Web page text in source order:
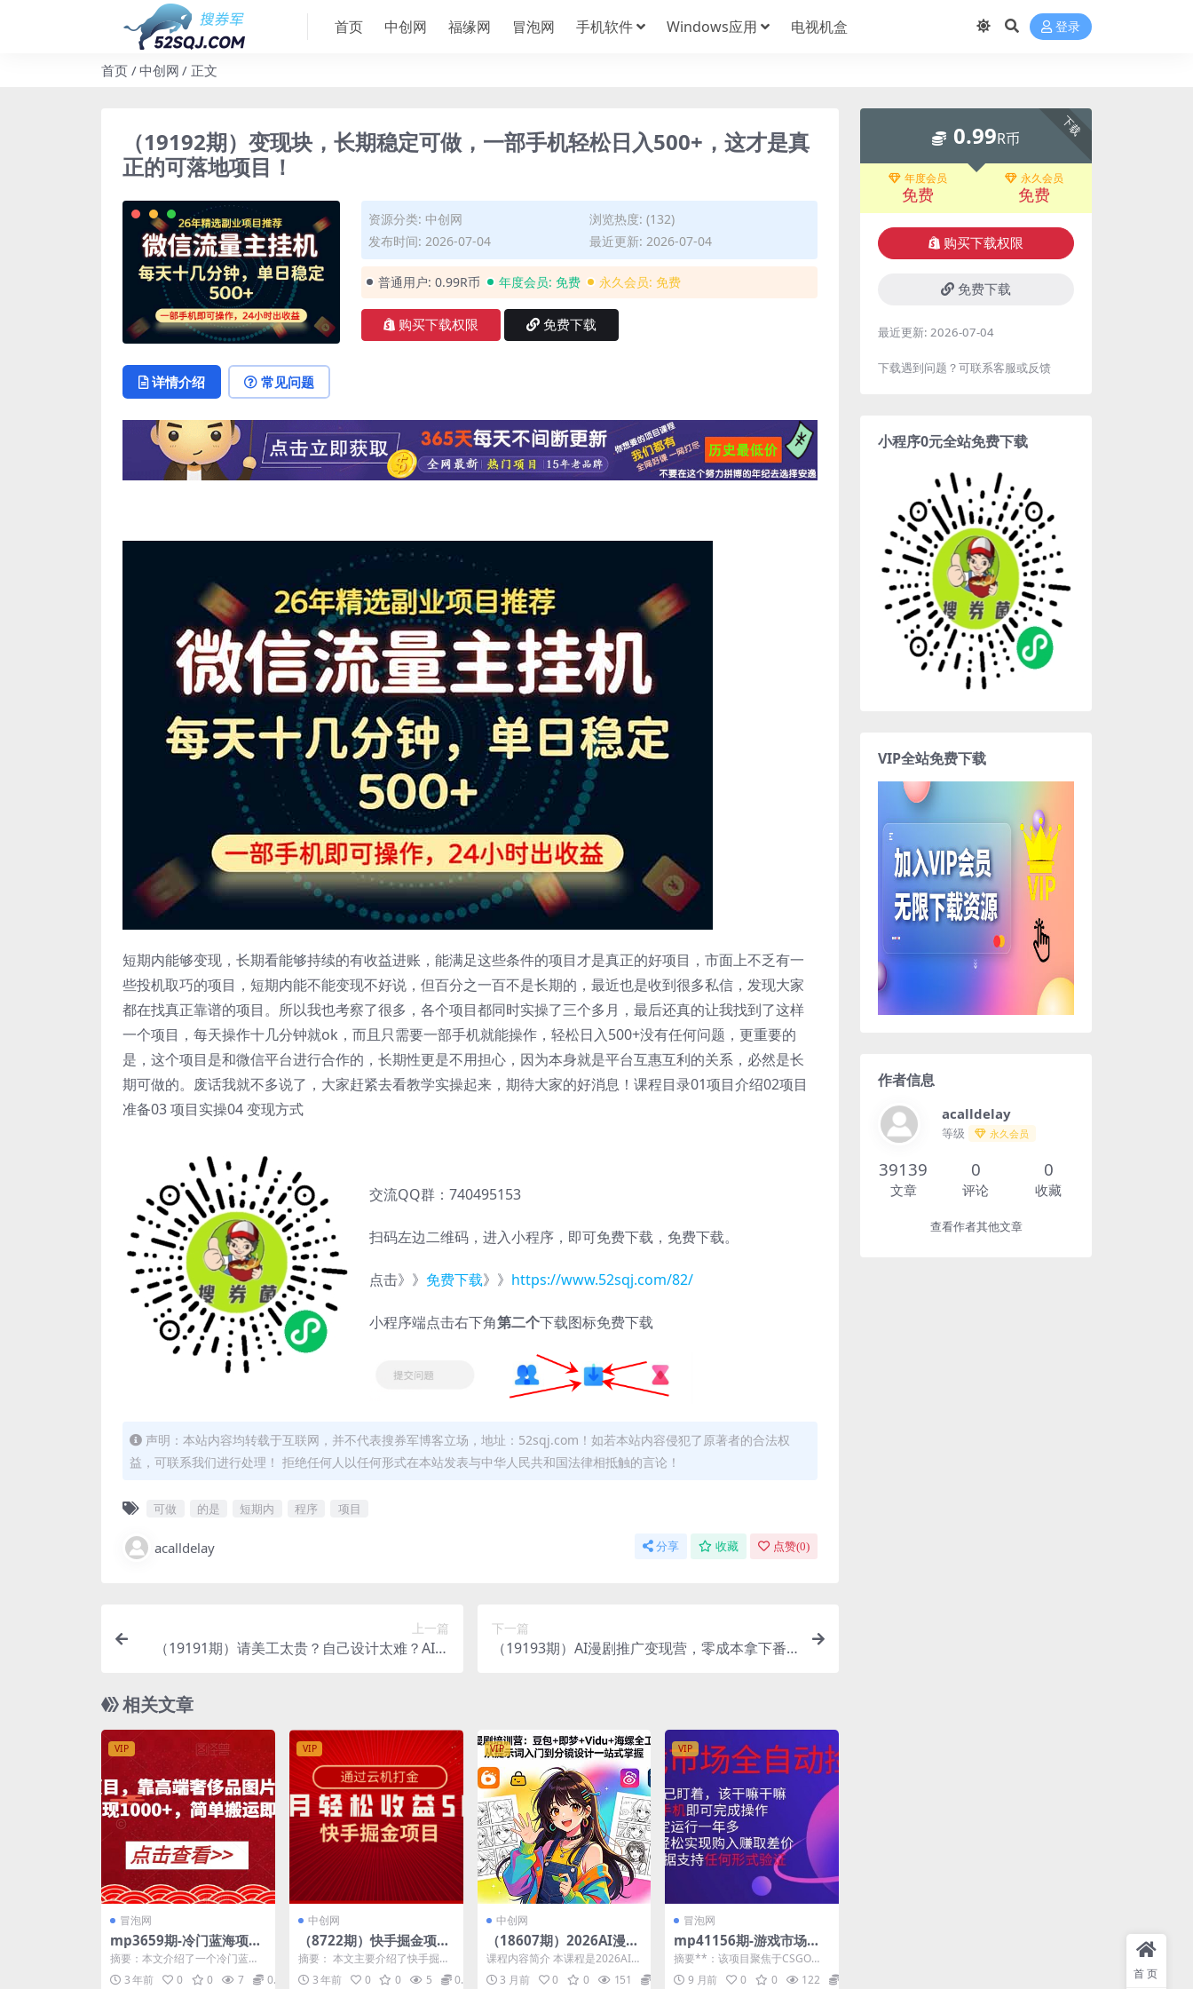
首页 中创网 福缘网 冒泡网 手机软件 Windows应用 电视机盒 登录
首页 中创网 正文
（19192期）变现块，长期稳定可做，一部手机轻松日入500+，这才是真
正的可落地项目！
资源分类: 中创网
浏览热度: (132)
发布时间: 2026-07-04
最近更新: 2026-07-04
普通用户: 0.99R币 年度会员: 免费 永久会员: 免费
购买下载权限 免费下载
详情介绍 常见问题
短期内能够变现，长期看能够持续的有收益进账，能满足这些条件的项目才是真正的好项目，市面上不乏有一
些投机取巧的项目，短期内能不能变现不好说，但百分之一百不是长期的，最近也是收到很多私信，发现大家
都在找真正靠谱的项目。所以我也考察了很多，各个项目都同时实操了三个多月，最后还真的让我找到了这样
一个项目，每天操作十几分钟就ok，而且只需要一部手机就能操作，轻松日入500+没有任何问题，更重要的
是，这个项目是和微信平台进行合作的，长期性更是不用担心，因为本身就是平台互惠互利的关系，必然是长
期可做的。废话我就不多说了，大家赶紧去看教学实操起来，期待大家的好消息！课程目录01项目介绍02项目
准备03 项目实操04 变现方式
交流QQ群：740495153
扫码左边二维码，进入小程序，即可免费下载，免费下载。
点击》》 免费下载》》 https://www.52sqj.com/82/
小程序端点击右下角第二个下载图标免费下载
声明：本站内容均转载于互联网，并不代表搜券军博客立场，地址：52sqj.com！如若本站内容侵犯了原著者的合法权
益，可联系我们进行处理！ 拒绝任何人以任何形式在本站发表与中华人民共和国法律相抵触的言论！
可做 的是 短期内 程序 项目
acalldelay 分享 收藏 点赞(0)
上一篇
（19191期）请美工太贵？自己设计太难？AI一
下一篇
（19193期）AI漫剧推广变现营，零成本拿下番
相关文章
VIP
冒泡网
mp3659期-冷门蓝海项
目，靠高端奢侈品图片，
也能单日变现1000+，简
摘要：本文介绍了一个冷门蓝海
项目，即通过高端奢侈品图片实
现单日变现1000+。该...
3 年前 0 0 7 0.99
VIP
中创网
（8722期）快手掘金项
目，全网独家技术，一台
手机，一个月收益5000
摘要： 本文主要介绍了快手掘金
项目，这是一种全网独家技术，
只需一台手机和一个月的...
3 年前 0 0 5 0.99
VIP
中创网
（18607期）2026AI漫剧
培训营：豆包+即梦+Vidu
+海螺全工具教学，从提示
课程内容简介 本课程是2026AI漫
剧培训营，系统讲解AI漫剧从入
门到成片的完整...
3 月前 0 0 151 0.99
VIP
冒泡网
mp41156期-游戏市场全
自动捡漏，只需单部手机
即可，当天操作当天见结
摘要**：该项目聚焦于CSGO游
戏饰品交易平台，依托其庞大玩
家基础与活跃交易环境...
9 月前 0 0 122
下载
0.99R币
年度会员
免费
永久会员
免费
购买下载权限
免费下载
最近更新: 2026-07-04
下载遇到问题？可联系客服或反馈
小程序0元全站免费下载
VIP全站免费下载
作者信息
acalldelay
等级 永久会员
39139
文章
0
评论
0
收藏
查看作者其他文章
首页